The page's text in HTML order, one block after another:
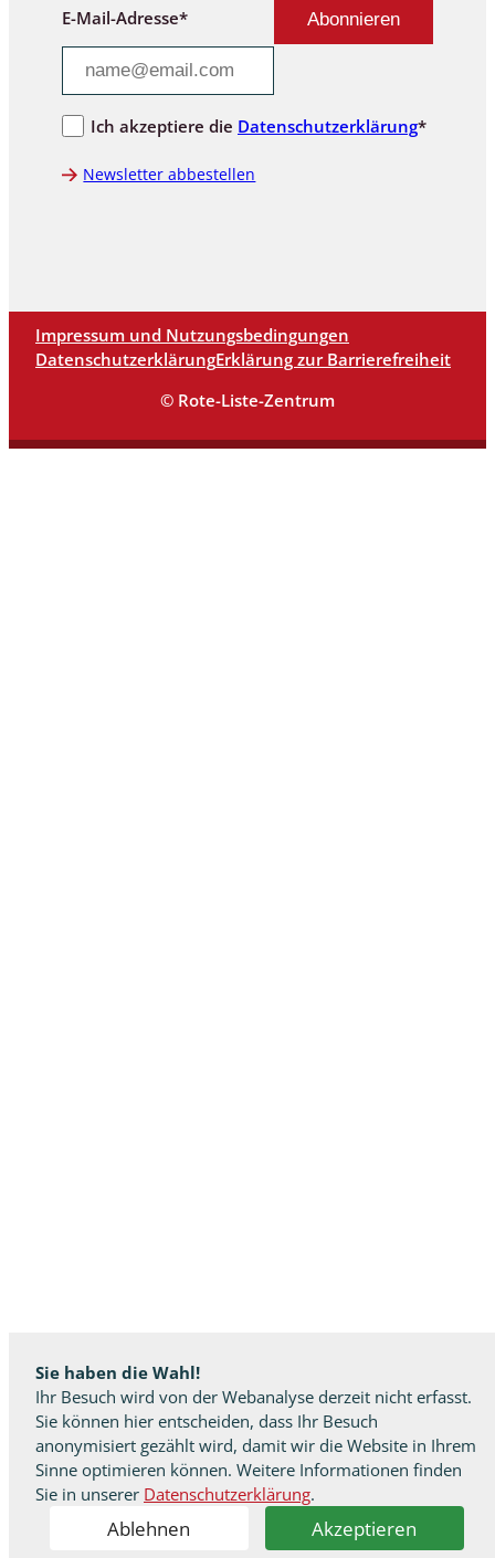
Sie haben die Wahl!
Ihr Besuch wird von der Webanalyse derzeit nicht erfasst.
Sie können hier entscheiden, dass Ihr Besuch
anonymisiert gezählt wird, damit wir die Website in Ihrem
Sinne optimieren können. Weitere Informationen finden
Sie in unserer Datenschutzerklärung.
Ablehnen Akzeptieren
E-Mail-Adresse*
Ich akzeptiere die Datenschutzerklärung*
Newsletter abbestellen
Impressum und Nutzungsbedingungen
DatenschutzerklärungErklärung zur Barrierefreiheit
© Rote-Liste-Zentrum